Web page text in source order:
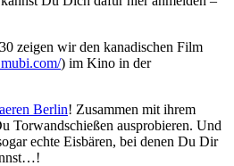
zeigen wir den kanadischen Film
) im Kino in der
Berlin! Zusammen mit ihrem
Torwandschießen ausprobieren. Und
echte Eisbären, bei denen Du Dir